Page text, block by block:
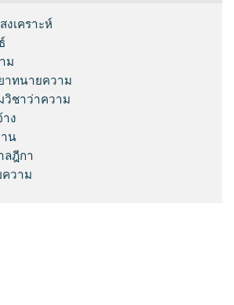
เคราะห์
ม
าทนายความ
วิชาว่าความ
ง
น
ลฎีกา
ความ